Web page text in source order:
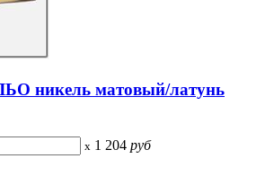
никель матовый/латунь
x 1 204 руб